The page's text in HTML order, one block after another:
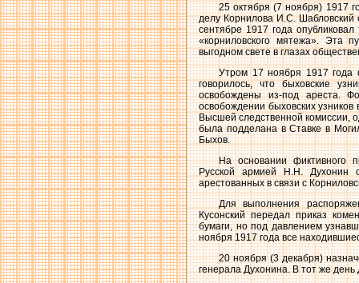
25 октября (7 ноября) 1917
делу Корнилова И.С. Шабловский
сентябре 1917 года
«корниловского мятежа». Эта
выгодном свете в глазах
Утром 17 ноября 1917 года
говорилось, что быховские
освобождены из-под ареста.
освобождении быховских
Высшей следственной комиссии,
была подделана в Ставке в
Быхов.
На основании фиктивного
Русской армией Н.Н. Духонин
арестованных в связи с
Для выполнения
Кусонский передал приказ
бумаги, но под давлением
ноября 1917 года все
20 ноября (3 декабря)
генерала Духонина. В тот же